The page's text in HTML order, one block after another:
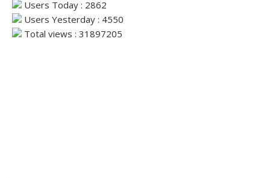
Users Today : 2862
Users Yesterday : 4550
Total views : 31897205